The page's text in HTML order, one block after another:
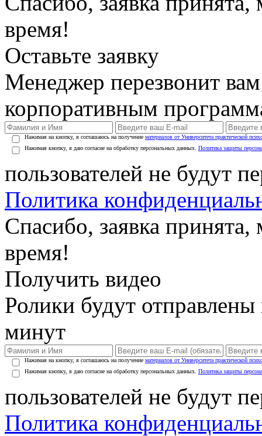
время!
Оставьте заявку
Менеджер перезвонит
корпоративным
Нажимая на кнопку, я соглашаюсь на получение материалов от Университета практической
Нажимая кнопку, я даю согласие на обработку персональных данных. Политика защиты
пользователей не будут
Политика
Спасибо, заявка
время!
Получить видео
Ролики будут
минут
Нажимая на кнопку, я соглашаюсь на получение материалов от Университета практической
Нажимая кнопку, я даю согласие на обработку персональных данных. Политика защиты
пользователей не будут
Политика